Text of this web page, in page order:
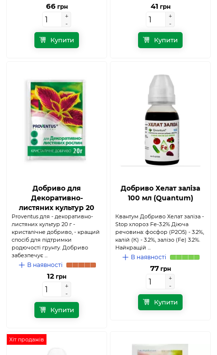
66грн
+
-
+
-
Купити
41 грн
+
-
+
-
Купити
Добриво для
Декоративно-
листяних культур 20
г (Proventus)
Proventus для - декоративно-
листяних культур 20 г -
кристалічне добриво, - кращий
спосіб для підтримки
родючості грунту. Добриво
забезпечує ...
В наявності
12 грн
+
-
+
-
Купити
Добриво Хелат заліза
100 мл (Quantum)
Квантум Добриво Хелат заліза -
Stop хлороз Fe-3.2% Діюча
речовина: фосфор (P2O5) - 3.2%,
калій (К) - 3.2%, залізо (Fe) 3.2%.
Найкращій ...
В наявності
77грн
+
-
+
-
Купити
Хіт продажів